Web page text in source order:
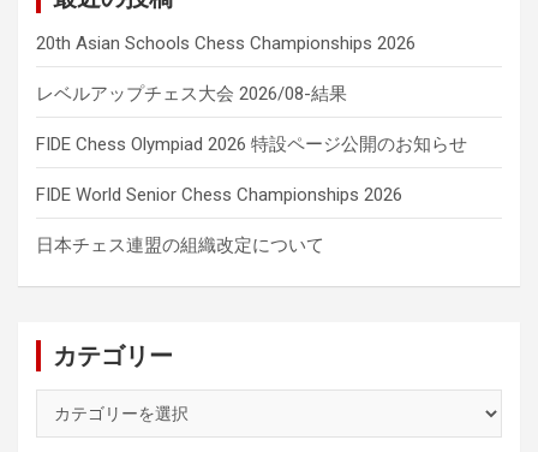
20th Asian Schools Chess Championships 2026
レベルアップチェス大会 2026/08-結果
FIDE Chess Olympiad 2026 特設ページ公開のお知らせ
FIDE World Senior Chess Championships 2026
日本チェス連盟の組織改定について
カテゴリー